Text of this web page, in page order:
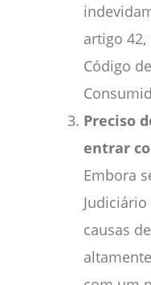
artigo
Código
Preciso
entrar
Embora
causas